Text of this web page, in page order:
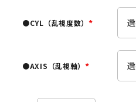
●CYL（乱視度数）
)
●AXIS（乱視軸）
須